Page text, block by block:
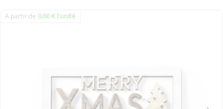
A partir de 0,60 € l'unité